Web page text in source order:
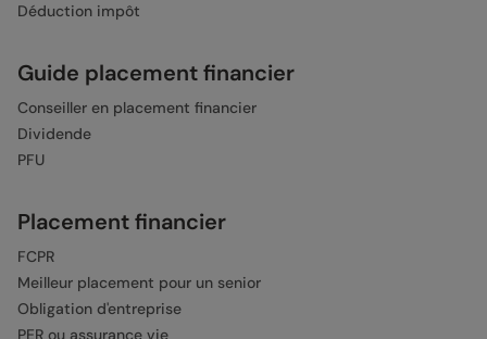
Déduction impôt
Guide placement financier
Conseiller en placement financier
Dividende
PFU
Placement financier
FCPR
Meilleur placement pour un senior
Obligation d'entreprise
PER ou assurance vie